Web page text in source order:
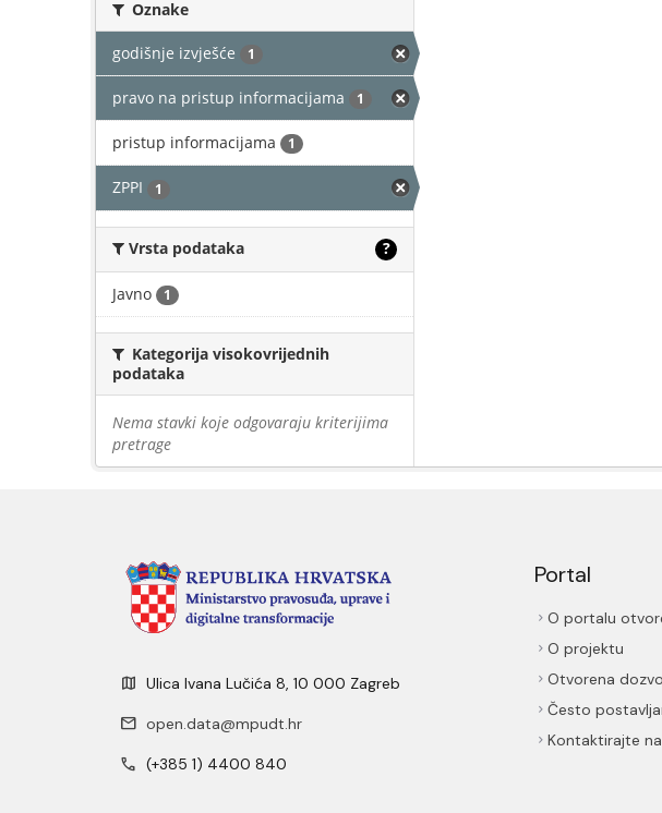
Oznake
godišnje izvješće 1
pravo na pristup informacijama 1
pristup informacijama 1
ZPPI 1
Vrsta podataka ?
Javno 1
Kategorija visokovrijednih
podataka
Nema stavki koje odgovaraju kriterijima
pretrage